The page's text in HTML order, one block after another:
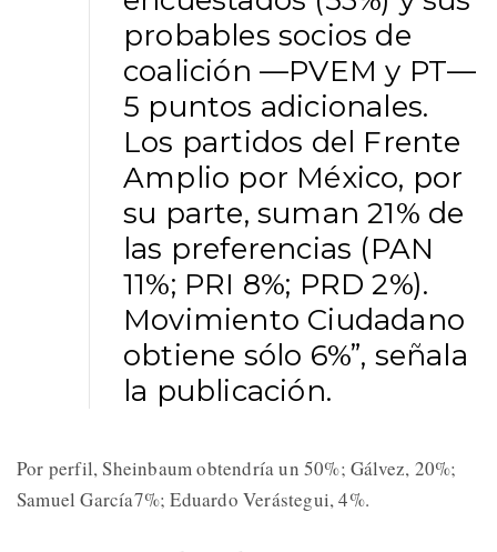
probables socios de
coalición —PVEM y PT—
5 puntos adicionales.
Los partidos del Frente
Amplio por México, por
su parte, suman 21% de
las preferencias (PAN
11%; PRI 8%; PRD 2%).
Movimiento Ciudadano
obtiene sólo 6%”, señala
la publicación.
Por perfil, Sheinbaum obtendría un 50%; Gálvez, 20%;
Samuel García7%; Eduardo Verástegui, 4%.